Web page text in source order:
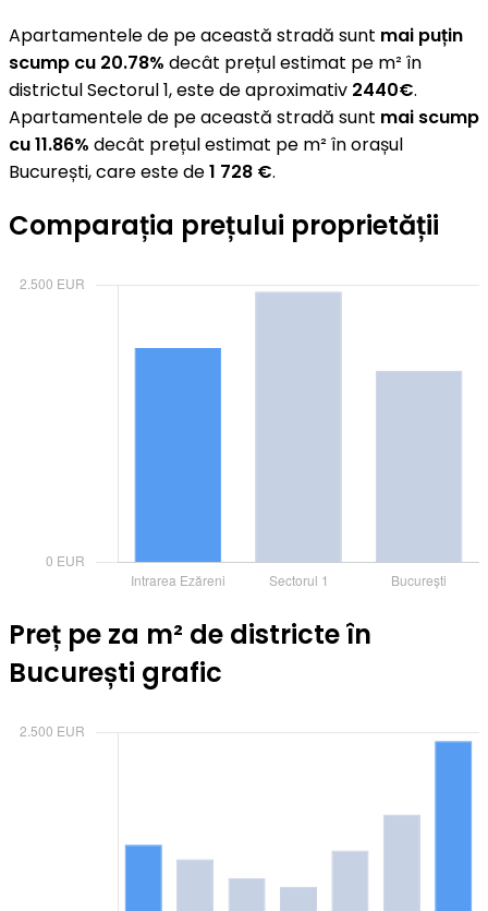
Apartamentele de pe această stradă sunt mai puțin
scump cu 20.78% decât prețul estimat pe m² în
districtul Sectorul 1, este de aproximativ 2440€.
Apartamentele de pe această stradă sunt mai scump
cu 11.86% decât prețul estimat pe m² în orașul
București, care este de1 728 €.
Comparația prețului proprietății
Preț pe za m² de districte în
București grafic